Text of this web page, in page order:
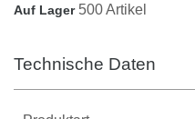
Auf Lager 500 Artikel
Technische Daten